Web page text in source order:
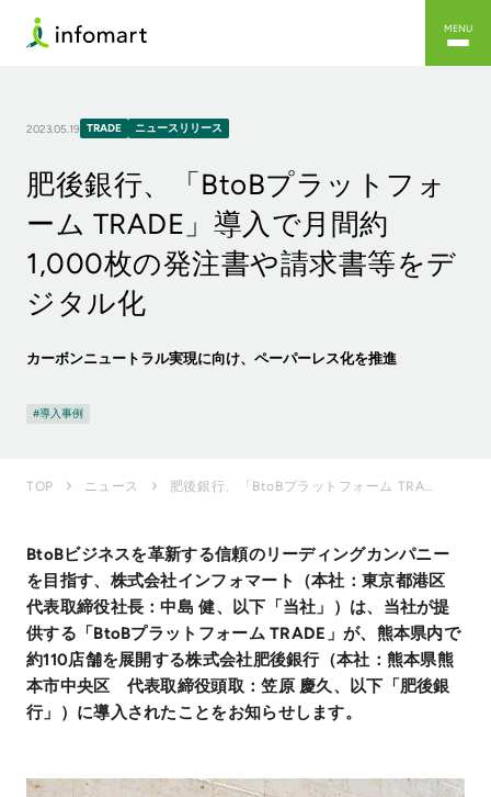
MENU
2023.05.19 TRADE ニュースリリース
肥後銀行、「BtoBプラットフォ
ーム TRADE」導入で月間約
1,000枚の発注書や請求書等をデ
ジタル化
カーボンニュートラル実現に向け、ペーパーレス化を推進
導入事例
TOP ニュース
BtoBビジネスを革新する信頼のリーディングカンパニー
を目指す、株式会社インフォマート（本社：東京都港区
代表取締役社長：中島 健、以下「当社」）は、当社が提
供する「BtoBプラットフォーム TRADE」が、熊本県内で
約110店舗を展開する株式会社肥後銀行（本社：熊本県熊
本市中央区 代表取締役頭取：笠原 慶久、以下「肥後銀
行」）に導入されたことをお知らせします。